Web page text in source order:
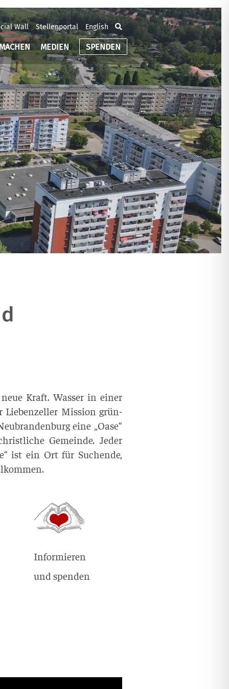
Wall Stellenportal English
MEDIEN SPENDEN
Kraft. Was­ser in einer
Lie­ben­zel­ler Mis­si­on grün­
eine „Oase“
Gemein­de. Jeder
ist ein Ort für Suchen­de,
Informieren
und spenden